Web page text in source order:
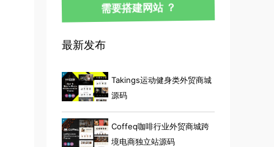
需要搭建网站 ？
最新发布
Takings运动健身类外贸商城
源码
Coffeq咖啡行业外贸商城跨
境电商独立站源码